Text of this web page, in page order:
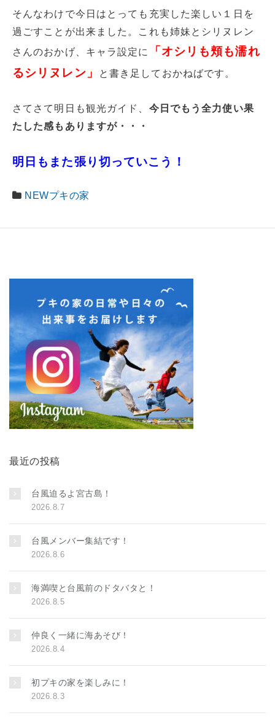
そんなわけで今日はとっても充実した楽しい１日を
過ごすことが出来ました。これも姉妹とシリヌレン
さんのおかげ、キャラ設定に
「オシリも頬も濡れ
るシリヌレン」
と書き足しておかねばです。
さてさて明日も観光ガイド、 今日でもう全力使い果
たした感もありますが・・・
明日もまた張り切っていこう！
NEWプキの家
最近の投稿
台風迫るよ宮古島！
2026.8.7
台風メンバー集結です！
2026.8.6
海満喫と台風前のドタバタと！
2026.8.5
仲良く一緒に海あそび！
2026.8.4
初プキの家を楽しみに！
2026.8.3